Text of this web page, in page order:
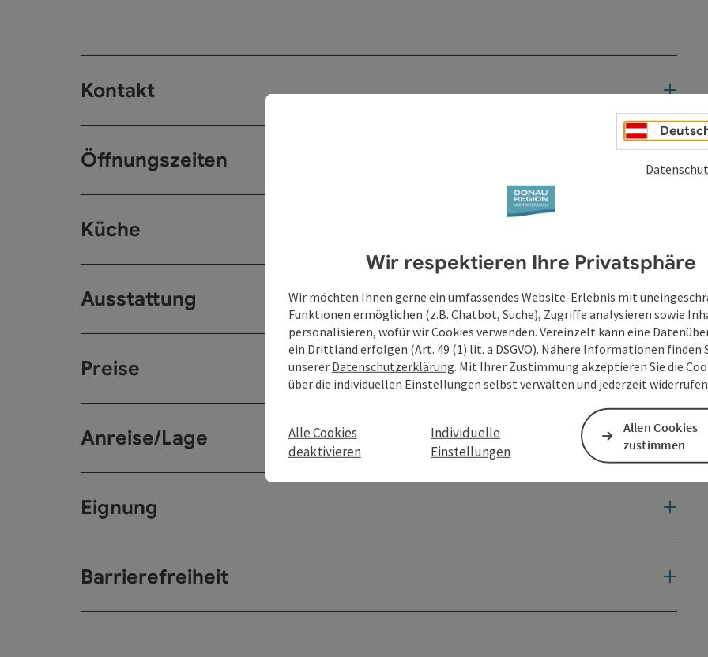
Kontakt
Öffnungszeiten
Küche
Ausstattung
Preise
Anreise/Lage
Eignung
Barrierefreiheit
Wir respektieren Ihre Privatsphäre
Wir möchten Ihnen gerne ein umfassendes Website-Erlebnis mit
Funktionen ermöglichen (z.B. Chatbot, Suche), Zugriffe analysieren sowie
personalisieren, wofür wir Cookies verwenden. Vereinzelt kann eine
ein Drittland erfolgen (Art. 49 (1) lit. a DSGVO). Nähere Informationen finden
unserer Datenschutzerklärung. Mit Ihrer Zustimmung akzeptieren Sie die
über die individuellen Einstellungen selbst verwalten und jederzeit
Alle Cookies
deaktivieren
Individuelle
Einstellungen
Allen Cookies
zustimmen